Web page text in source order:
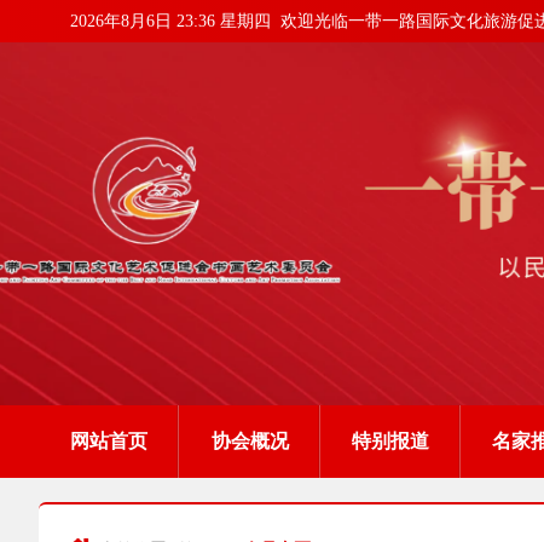
2026年8月6日 23:36 星期四 欢迎光临一带一路国际文化旅游促
网站首页 协会概况 特别报道 名家